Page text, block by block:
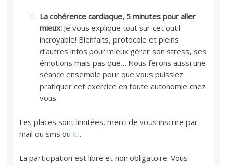
La cohérence cardiaque, 5 minutes pour aller
mieux: Je vous explique tout sur cet outil
incroyable! Bienfaits, protocole et pleins
d’autres infos pour mieux gérer son stress, ses
émotions mais pas que… Nous ferons aussi une
séance ensemble pour que vous puissiez
pratiquer cet exercice en toute autonomie chez
vous.
Les places sont limitées, merci de vous inscrire par
mail ou sms ou ici.
La participation est libre et non obligatoire. Vous